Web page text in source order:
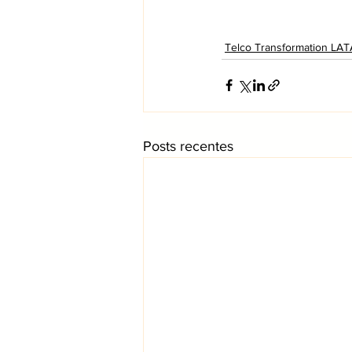
Telco Transformation
Posts recentes